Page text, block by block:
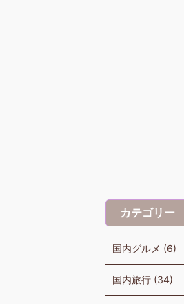
カテゴリー
国内グルメ (6)
国内旅行 (34)